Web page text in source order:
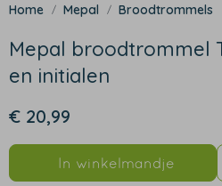
Mepal Broodtrommels
Mepal broodtrommel
en initialen
€ 20,99
In winkelmandje